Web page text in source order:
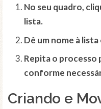
No seu quadro,
lista.
Dê um nome à
Repita o processo
conforme
Criando e